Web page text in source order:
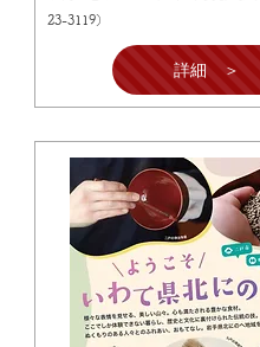
23-3119）
詳細 ＞